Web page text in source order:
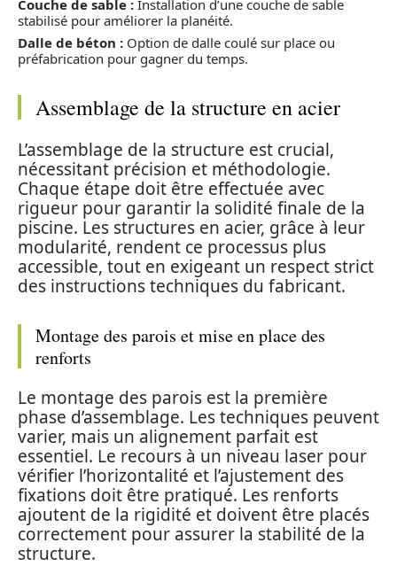
Couche de sable : Installation d’une couche de sable
stabilisé pour améliorer la planéité.
Dalle de béton : Option de dalle coulé sur place ou
préfabrication pour gagner du temps.
Assemblage de la structure en acier
L’assemblage de la structure est crucial,
nécessitant précision et méthodologie.
Chaque étape doit être effectuée avec
rigueur pour garantir la solidité finale de la
piscine. Les structures en acier, grâce à leur
modularité, rendent ce processus plus
accessible, tout en exigeant un respect strict
des instructions techniques du fabricant.
Montage des parois et mise en place des
renforts
Le montage des parois est la première
phase d’assemblage. Les techniques peuvent
varier, mais un alignement parfait est
essentiel. Le recours à un niveau laser pour
vérifier l’horizontalité et l’ajustement des
fixations doit être pratiqué. Les renforts
ajoutent de la rigidité et doivent être placés
correctement pour assurer la stabilité de la
structure.